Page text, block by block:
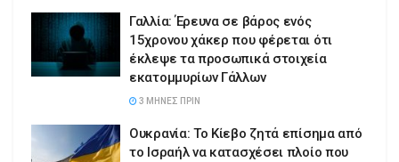
Γαλλία: Έρευνα σε βάρος ενός
15χρονου χάκερ που φέρεται ότι
έκλεψε τα προσωπικά στοιχεία
εκατομμυρίων Γάλλων
3 ΜΉΝΕΣ ΠΡΙΝ
Ουκρανία: Το Κίεβο ζητά επίσημα από
το Ισραήλ να κατασχέσει πλοίο που